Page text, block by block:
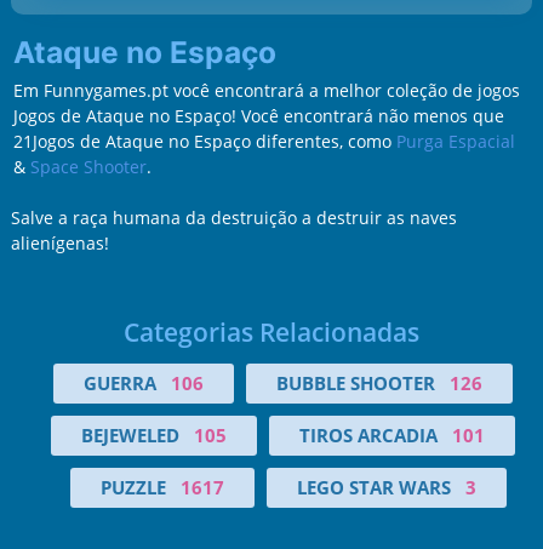
Ataque no Espaço
Em Funnygames.pt você encontrará a melhor coleção de jogos
Jogos de Ataque no Espaço! Você encontrará não menos que
21Jogos de Ataque no Espaço diferentes, como Purga Espacial
& Space Shooter.
Salve a raça humana da destruição a destruir as naves
alienígenas!
Categorias Relacionadas
GUERRA 106 BUBBLE SHOOTER 126
BEJEWELED 105 TIROS ARCADIA 101
PUZZLE 1617 LEGO STAR WARS 3